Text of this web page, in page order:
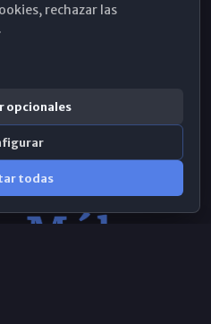
rechazar las
opcionales
todas